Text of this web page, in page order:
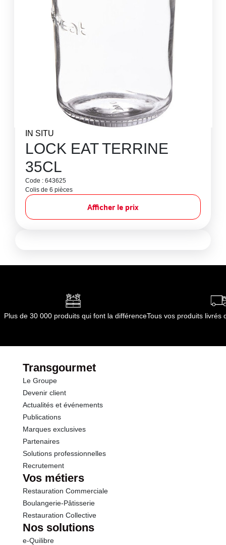
IN SITU
LOCK EAT TERRINE
35CL
Code : 643625
Colis de 6 pièces
Afficher le prix
Plus de 30 000 produits qui font la différenceTous vos produits livrés
Transgourmet
Le Groupe
Devenir client
Actualités et événements
Publications
Marques exclusives
Partenaires
Solutions professionnelles
Recrutement
Vos métiers
Restauration Commerciale
Boulangerie-Pâtisserie
Restauration Collective
Nos solutions
e-Quilibre